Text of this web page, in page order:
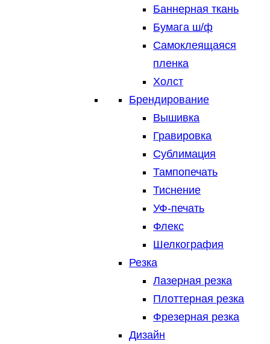
Баннерная ткань
Бумага ш/ф
Самоклеящаяся
пленка
Холст
Брендирование
Вышивка
Гравировка
Сублимация
Тампопечать
Тиснение
УФ-печать
Флекс
Шелкография
Резка
Лазерная резка
Плоттерная резка
Фрезерная резка
Дизайн